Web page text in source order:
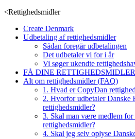
<Rettighedsmidler
Create Denmark
Udbetaling af rettighedsmidler
Sådan foregår udbetalingen
Det udbetaler vi for i år
Vi søger ukendte
FÅ DINE RETTIGHEDSMIDLER
Alt om rettighedsmidler (FAQ)
1. Hvad er CopyDan
2. Hvorfor udbetaler Danske
rettighedsmidler?
3. Skal man være medlem for
rettighedsmidler?
4. Skal jeg selv oplyse